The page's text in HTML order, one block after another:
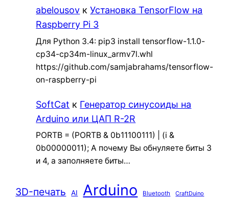
abelousov кУстановка TensorFlow на
Raspberry Pi 3
Для Python 3.4: pip3 install tensorflow-1.1.0-
cp34-cp34m-linux_armv7l.whl
https://github.com/samjabrahams/tensorflow-
on-raspberry-pi
SoftCat к Генератор синусоиды на
Arduino или ЦАП R-2R
PORTB = (PORTB & 0b11100111) | (i &
0b00000011); А почему Вы обнуляете биты 3
и 4, а заполняете биты…
3D-печать AI Arduino Bluetooth CraftDuino